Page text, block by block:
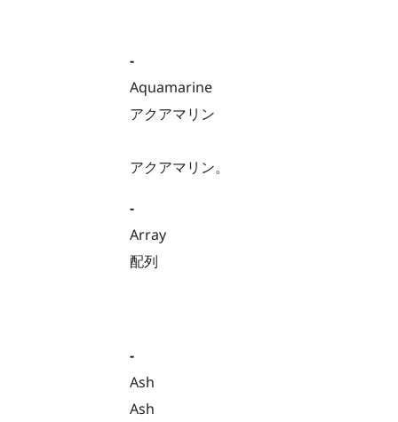
-
Aquamarine
アクアマリン
アクアマリン。
-
Array
配列
-
Ash
Ash